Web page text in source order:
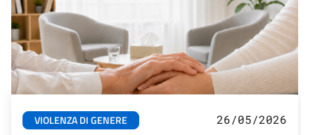
VIOLENZA DI GENERE 26/05/2026